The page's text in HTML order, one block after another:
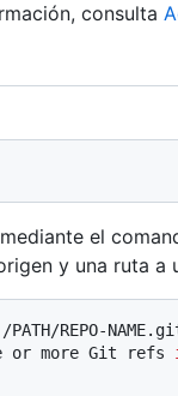
consulta
el
y una ruta a
REPO-
or more Git refs